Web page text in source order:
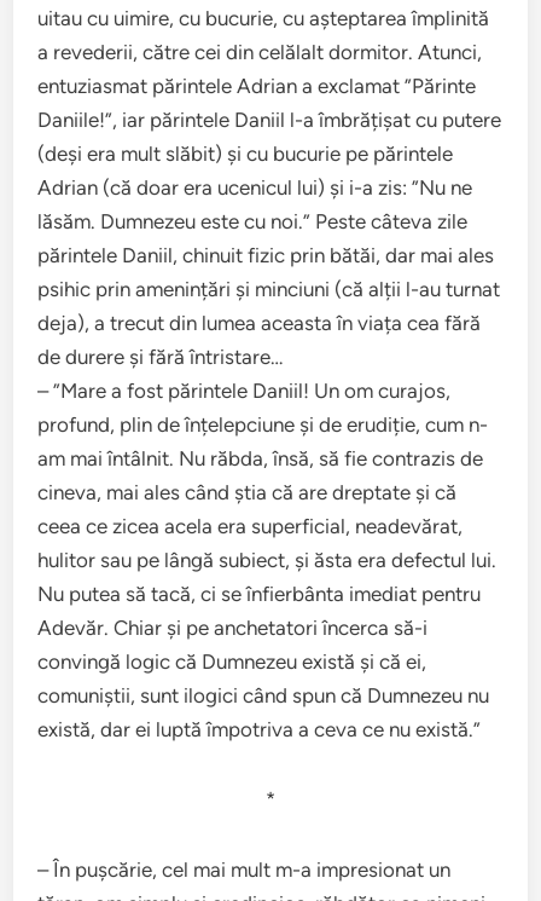
uitau cu uimire, cu bucurie, cu așteptarea împlinită
a revederii, către cei din celălalt dormitor. Atunci,
entuziasmat părintele Adrian a exclamat ”Părinte
Daniile!”, iar părintele Daniil l-a îmbrățișat cu putere
(deși era mult slăbit) și cu bucurie pe părintele
Adrian (că doar era ucenicul lui) și i-a zis: ”Nu ne
lăsăm. Dumnezeu este cu noi.” Peste câteva zile
părintele Daniil, chinuit fizic prin bătăi, dar mai ales
psihic prin amenințări și minciuni (că alții l-au turnat
deja), a trecut din lumea aceasta în viața cea fără
de durere și fără întristare…
– ”Mare a fost părintele Daniil! Un om curajos,
profund, plin de înțelepciune și de erudiție, cum n-
am mai întâlnit. Nu răbda, însă, să fie contrazis de
cineva, mai ales când știa că are dreptate și că
ceea ce zicea acela era superficial, neadevărat,
hulitor sau pe lângă subiect, și ăsta era defectul lui.
Nu putea să tacă, ci se înfierbânta imediat pentru
Adevăr. Chiar și pe anchetatori încerca să-i
convingă logic că Dumnezeu există și că ei,
comuniștii, sunt ilogici când spun că Dumnezeu nu
există, dar ei luptă împotriva a ceva ce nu există.”
*
– În pușcărie, cel mai mult m-a impresionat un